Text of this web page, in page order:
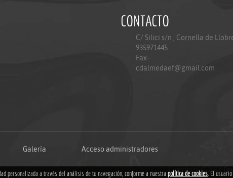
CONTACTO
C/ Silici s/n , Cornella de
935971445
Fax-
cdalmedaef@gmail.com
Galería Acceso administradores
Copyright © 2018
personalizada a través del análisis de tu navegación, conforme a nuestra política de cookies. El